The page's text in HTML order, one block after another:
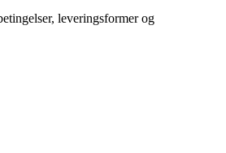
leveringsformer og